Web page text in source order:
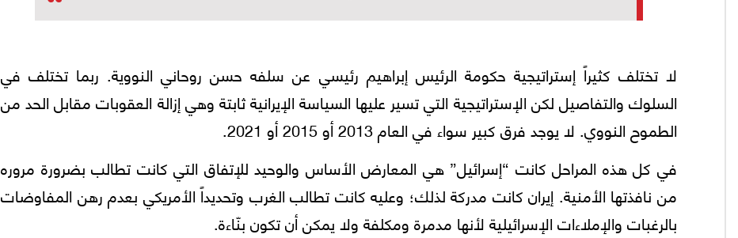
لا تختلف كثيراً إستراتيجية حكومة الرئيس إبراهيم رئيسي عن سلفه حسن روحاني النووية. ربما تختلف في
السلوك والتفاصيل لكن الإستراتيجية التي تسير عليها السياسة الإيرانية ثابتة وهي إزالة العقوبات مقابل الحد من
الطموح النووي. لا يوجد فرق كبير سواء في العام 2013 أو 2015 أو 2021.
في كل هذه المراحل كانت “إسرائيل” هي المعارض الأساس والوحيد للإتفاق التي كانت تطالب بضرورة مروره
من نافذتها الأمنية. إيران كانت مدركة لذلك؛ وعليه كانت تطالب الغرب وتحديداً الأمريكي بعدم رهن المفاوضات
بالرغبات والإملاءات الإسرائيلية لأنها مدمرة ومكلفة ولا يمكن أن تكون بنّاءة.